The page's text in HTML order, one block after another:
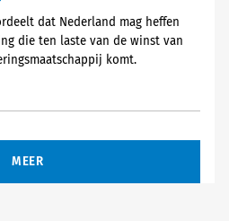
dat Nederland mag heffen
die ten laste van de winst van
komt.
MEER